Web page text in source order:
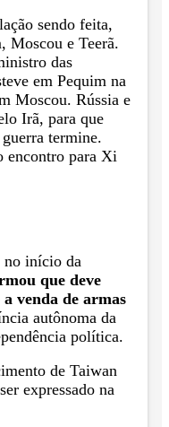
sendo feita,
Moscou e Teerã.
das
em Pequim na
Moscou. Rússia e
Irã, para que
termine.
encontro para Xi
no início da
que deve
venda de armas
autônoma da
política.
de Taiwan
expressado na